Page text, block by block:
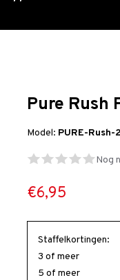
Pure Rush
Model: PURE-
Nog
€6,95
Staffelkortingen:
3 of meer
5 of meer